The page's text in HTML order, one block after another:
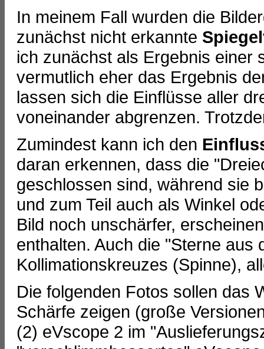
In meinem Fall wurden die
zunächst nicht erkannte
ich zunächst als Ergebnis einer
vermutlich eher das Ergebnis
lassen sich die Einflüsse aller
voneinander abgrenzen.
Zumindest kann ich den
daran erkennen, dass die
geschlossen sind, während sie
und zum Teil auch als Winkel
Bild noch unschärfer,
enthalten. Auch die "Sterne
Kollimationskreuzes (Spinne),
Die folgenden Fotos sollen das
Schärfe zeigen (große
(2) eVscope 2 im